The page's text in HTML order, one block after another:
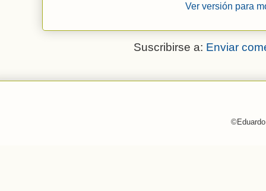
Ver versión para
Suscribirse a: Enviar